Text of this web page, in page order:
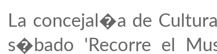
La concejal�a de
s�bado 'Recorre el